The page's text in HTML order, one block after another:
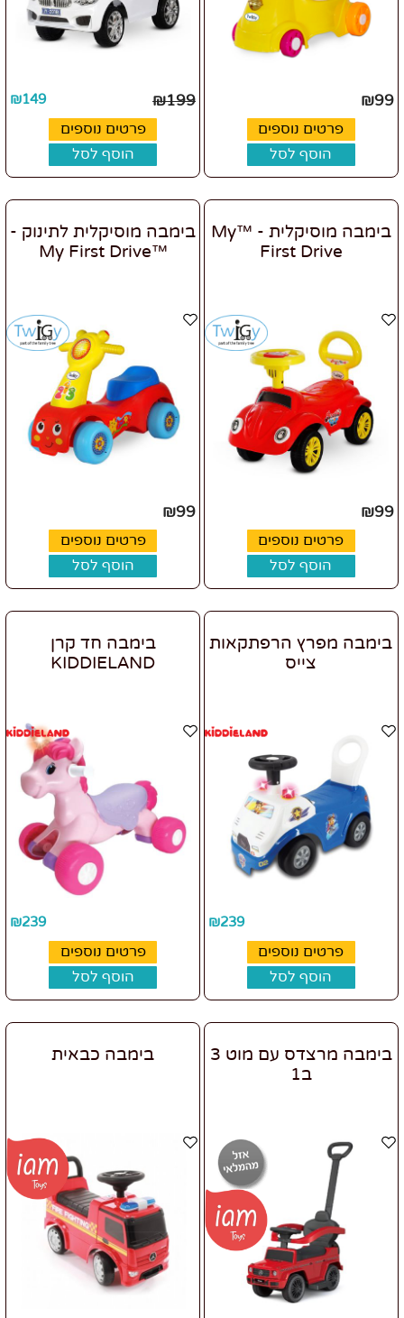
₪99
פרטים נוספים
הוסף לסל
₪199
₪149
פרטים נוספים
הוסף לסל
בימבה מוסיקלית - ™My
First Drive
₪99
פרטים נוספים
הוסף לסל
בימבה מוסיקלית לתינוק -
™My First Drive
₪99
פרטים נוספים
הוסף לסל
בימבה מפרץ הרפתקאות
צייס
₪239
פרטים נוספים
הוסף לסל
בימבה חד קרן
KIDDIELAND
₪239
פרטים נוספים
הוסף לסל
בימבה מרצדס עם מוט 3
ב1
בימבה כבאית